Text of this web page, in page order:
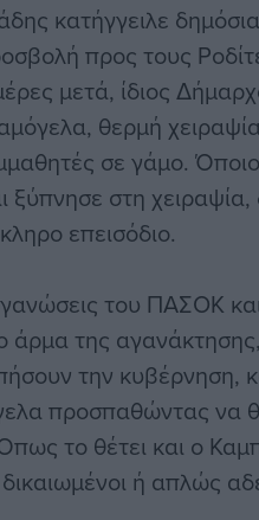
κατήγγειλε
προς τους
μετά, ίδιος
θερμή
σε γάμο.
ξύπνησε στη χειραψία,
επεισόδιο.
του ΠΑΣΟΚ
άρμα της
την κυβέρνηση,
προσπαθώντας να
το θέτει και ο
ή απλώς